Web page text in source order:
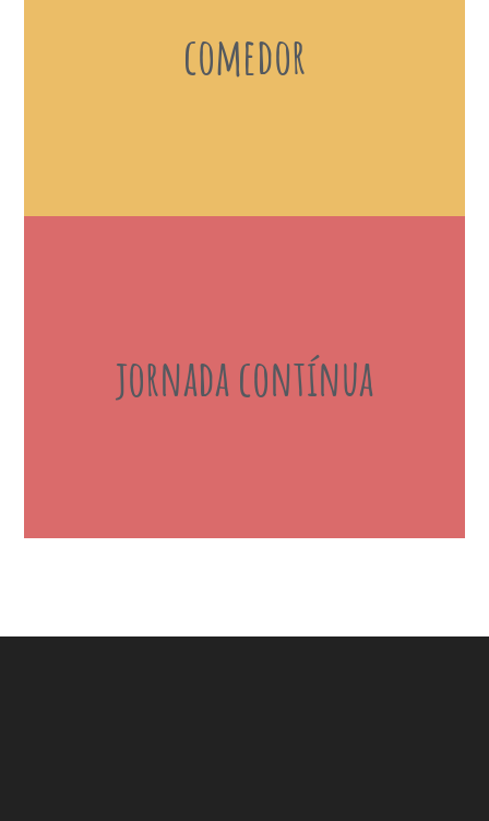
comedor
jornada contínua